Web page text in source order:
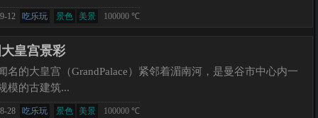
12 吃乐玩 景色 美景 100000 ℃
皇宫景彩
名的大皇宫（GrandPalace）紧邻着湄南河，是曼谷市中心内一
模的古建筑...
28 吃乐玩 景色 美景 100000 ℃